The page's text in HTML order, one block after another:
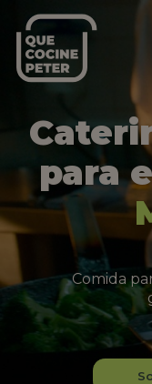
para
Comida